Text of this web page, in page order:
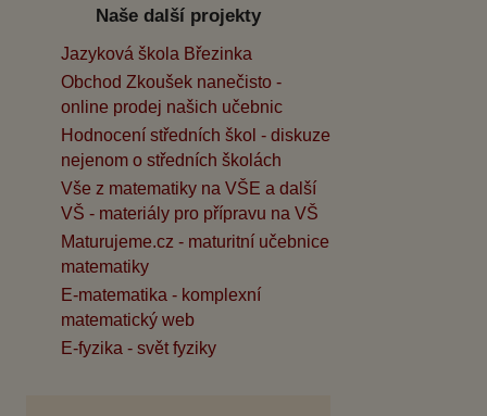
Naše další projekty
Jazyková škola Březinka
Obchod Zkoušek nanečisto -
online prodej našich učebnic
Hodnocení středních škol - diskuze
nejenom o středních školách
Vše z matematiky na VŠE a další
VŠ - materiály pro přípravu na VŠ
Maturujeme.cz - maturitní učebnice
matematiky
E-matematika - komplexní
matematický web
E-fyzika - svět fyziky